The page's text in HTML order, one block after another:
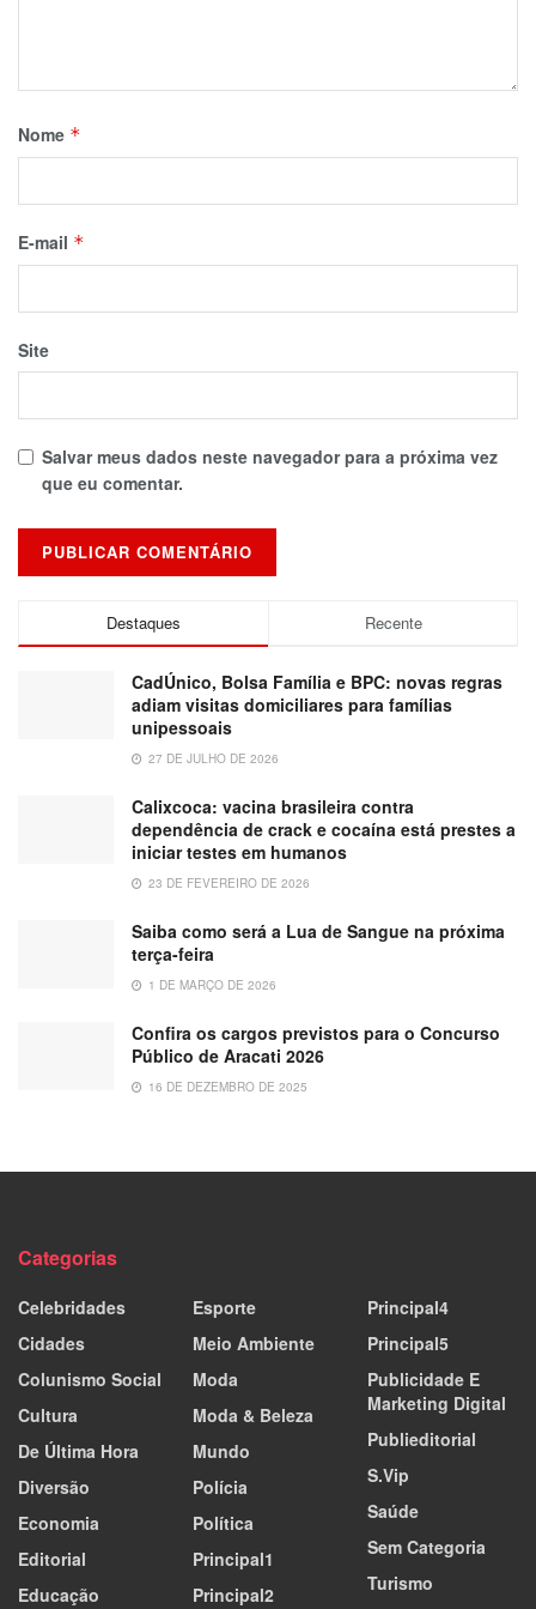
Nome *
E-mail *
Site
Salvar meus dados neste navegador para a próxima vez
que eu comentar.
Destaques Recente
CadÚnico, Bolsa Família e BPC: novas regras
adiam visitas domiciliares para famílias
unipessoais
27 DE JULHO DE 2026
Calixcoca: vacina brasileira contra
dependência de crack e cocaína está prestes a
iniciar testes em humanos
23 DE FEVEREIRO DE 2026
Saiba como será a Lua de Sangue na próxima
terça-feira
1 DE MARÇO DE 2026
Confira os cargos previstos para o Concurso
Público de Aracati 2026
16 DE DEZEMBRO DE 2025
Categorias
Celebridades
Cidades
Colunismo Social
Cultura
De Última Hora
Diversão
Economia
Editorial
Educação
Esporte
Meio Ambiente
Moda
Moda & Beleza
Mundo
Polícia
Política
Principal1
Principal2
Principal4
Principal5
Publicidade E
Marketing Digital
Publieditorial
S.Vip
Saúde
Sem Categoria
Turismo